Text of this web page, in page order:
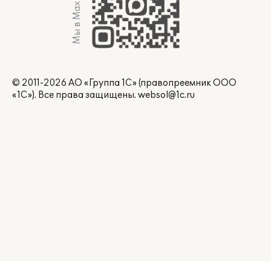
Мы в Max
© 2011-2026 АО «Группа 1С» (правопреемник ООО
«1С»). Все права защищены. websol@1c.ru